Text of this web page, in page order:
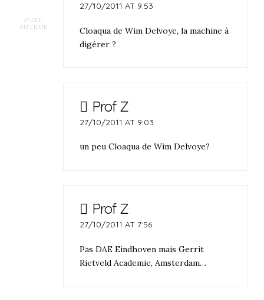
POST
AUTHOR
27/10/2011 AT 9:53
Cloaqua de Wim Delvoye, la machine à
digérer ?
Prof Z
27/10/2011 AT 9:03
un peu Cloaqua de Wim Delvoye?
Prof Z
27/10/2011 AT 7:56
Pas DAE Eindhoven mais Gerrit
Rietveld Academie, Amsterdam…